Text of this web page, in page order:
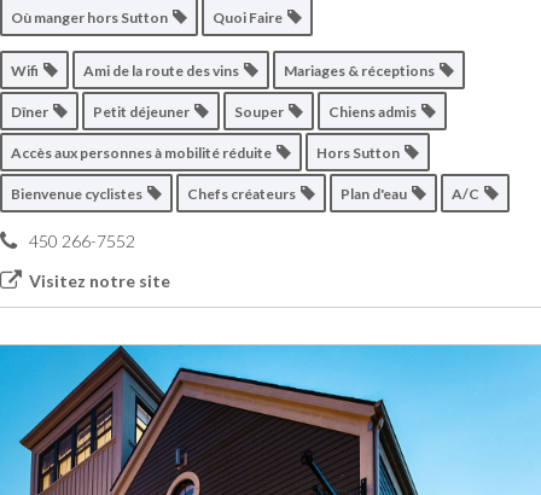
Où manger hors Sutton Quoi Faire
Wifi Ami de la route des vins Mariages & réceptions
Dîner Petit déjeuner Souper Chiens admis
Accès aux personnes à mobilité réduite Hors Sutton
Bienvenue cyclistes Chefs créateurs Plan d'eau A/C
450 266-7552
Visitez notre site